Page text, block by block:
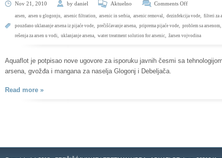
Nov 21, 2010 by daniel Aktuelno Comments Off
arsen, arsen u glogonju, arsenic filtration, arsenic in serbia, arsenic removal, dezinfekcija vode, filteri za
pouzdano uklananje arsena iz pijaće vode, prečišćavanje arsena, priprema pijaće vode, problem sa arsenom,
rešenja za arsen u vodi, uklanjanje arsena, water treatment solution for arsenic, žarsen vojvodina
Aquaflot je potpisao nove ugovore za isporuku javnih česmi sa
arsena, gvožđa i mangana za naselja Glogonj i Debeljača.
Read more »